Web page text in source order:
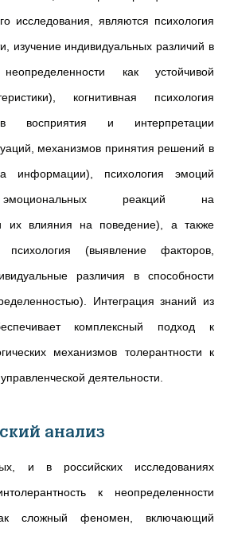
исследования, являются психология
изучение индивидуальных различий в
как устойчивой
когнитивная психология
восприятия и интерпретации
механизмов принятия решений в
информации), психология эмоций
эмоциональных реакций на
их влияния на поведение), а также
психология (выявление факторов,
различия в способности
Интеграция знаний из
комплексный подход к
механизмов толерантности к
деятельности.
анализ
и в российских исследованиях
к неопределенности
сложный феномен, включающий